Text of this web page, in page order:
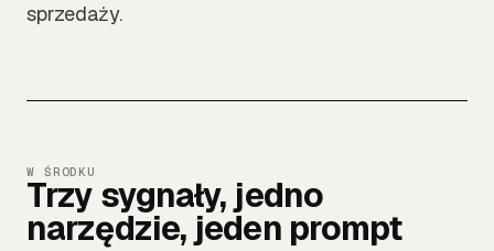
sprzedaży.
W ŚRODKU
Trzy sygnały, jedno
narzędzie, jeden prompt